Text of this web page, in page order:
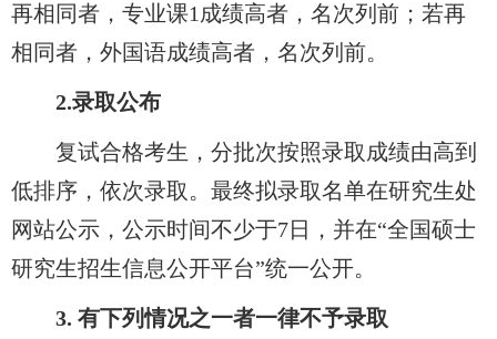
再相同者，专业课1成绩高者，名次列前；若再
相同者，外国语成绩高者，名次列前。
2.录取公布
复试合格考生，分批次按照录取成绩由高到
低排序，依次录取。最终拟录取名单在研究生处
网站公示，公示时间不少于7日，并在“全国硕士
研究生招生信息公开平台”统一公开。
3. 有下列情况之一者一律不予录取